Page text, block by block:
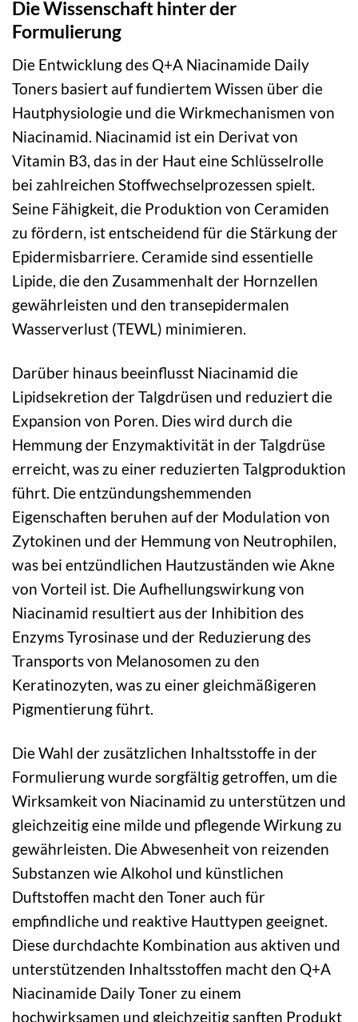
Die Wissenschaft hinter der
Formulierung
Die Entwicklung des Q+A Niacinamide Daily
Toners basiert auf fundiertem Wissen über die
Hautphysiologie und die Wirkmechanismen von
Niacinamid. Niacinamid ist ein Derivat von
Vitamin B3, das in der Haut eine Schlüsselrolle
bei zahlreichen Stoffwechselprozessen spielt.
Seine Fähigkeit, die Produktion von Ceramiden
zu fördern, ist entscheidend für die Stärkung der
Epidermisbarriere. Ceramide sind essentielle
Lipide, die den Zusammenhalt der Hornzellen
gewährleisten und den transepidermalen
Wasserverlust (TEWL) minimieren.
Darüber hinaus beeinflusst Niacinamid die
Lipidsekretion der Talgdrüsen und reduziert die
Expansion von Poren. Dies wird durch die
Hemmung der Enzymaktivität in der Talgdrüse
erreicht, was zu einer reduzierten Talgproduktion
führt. Die entzündungshemmenden
Eigenschaften beruhen auf der Modulation von
Zytokinen und der Hemmung von Neutrophilen,
was bei entzündlichen Hautzuständen wie Akne
von Vorteil ist. Die Aufhellungswirkung von
Niacinamid resultiert aus der Inhibition des
Enzyms Tyrosinase und der Reduzierung des
Transports von Melanosomen zu den
Keratinozyten, was zu einer gleichmäßigeren
Pigmentierung führt.
Die Wahl der zusätzlichen Inhaltsstoffe in der
Formulierung wurde sorgfältig getroffen, um die
Wirksamkeit von Niacinamid zu unterstützen und
gleichzeitig eine milde und pflegende Wirkung zu
gewährleisten. Die Abwesenheit von reizenden
Substanzen wie Alkohol und künstlichen
Duftstoffen macht den Toner auch für
empfindliche und reaktive Hauttypen geeignet.
Diese durchdachte Kombination aus aktiven und
unterstützenden Inhaltsstoffen macht den Q+A
Niacinamide Daily Toner zu einem
hochwirksamen und gleichzeitig sanften Produkt